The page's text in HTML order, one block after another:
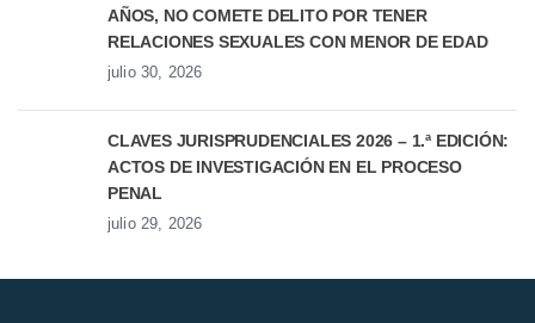
AÑOS, NO COMETE DELITO POR TENER
RELACIONES SEXUALES CON MENOR DE EDAD
julio 30, 2026
CLAVES JURISPRUDENCIALES 2026 – 1.ª EDICIÓN:
ACTOS DE INVESTIGACIÓN EN EL PROCESO
PENAL
julio 29, 2026